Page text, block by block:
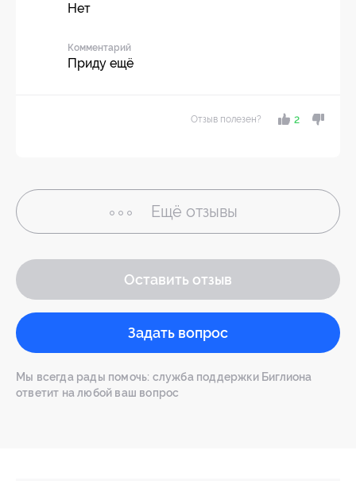
Нет
Комментарий
Приду ещё
Отзыв полезен? 2
Ещё отзывы
Оставить отзыв
Задать вопрос
Мы всегда рады помочь: служба поддержки Биглиона
ответит на любой ваш вопрос